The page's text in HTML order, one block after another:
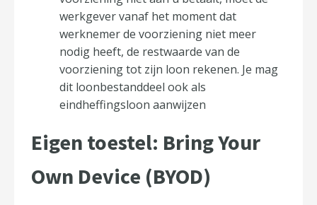
werkgever vanaf het moment dat
werknemer de voorziening niet meer
nodig heeft, de restwaarde van de
voorziening tot zijn loon rekenen. Je mag
dit loonbestanddeel ook als
eindheffingsloon aanwijzen
Eigen toestel: Bring Your
Own Device (BYOD)